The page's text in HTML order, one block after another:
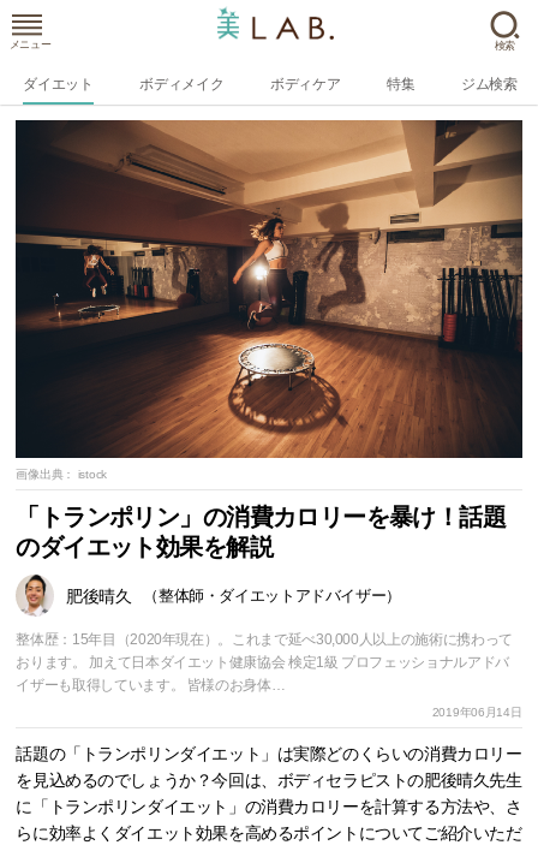
メニュー 検索
ダイエット ボディメイク ボディケア 特集 ジム検索
画像出典： istock
「トランポリン」の消費カロリーを暴け！話題
のダイエット効果を解説
肥後晴久 （整体師・ダイエットアドバイザー）
整体歴：15年目（2020年現在）。これまで延べ30,000人以上の施術に携わって
おります。 加えて日本ダイエット健康協会 検定1級 プロフェッショナルアドバ
イザーも取得しています。 皆様のお身体…
2019年06月14日
話題の「トランポリンダイエット」は実際どのくらいの消費カロリー
を見込めるのでしょうか？今回は、ボディセラピストの肥後晴久先生
に「トランポリンダイエット」の消費カロリーを計算する方法や、さ
らに効率よくダイエット効果を高めるポイントについてご紹介いただ